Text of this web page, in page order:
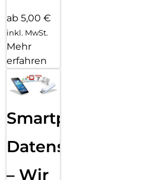
ab 5,00 €
inkl. MwSt.
Mehr
erfahren
Smartphone
Datensicherung
– Wir